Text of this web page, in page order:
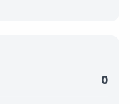
0